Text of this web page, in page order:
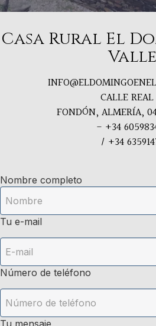
Casa Rural El
Valle
CALLE REAL
FONDÓN, ALMERÍA,
- +34
/ +34
Nombre completo
Tu e-mail
Número de teléfono
Tu mensaje